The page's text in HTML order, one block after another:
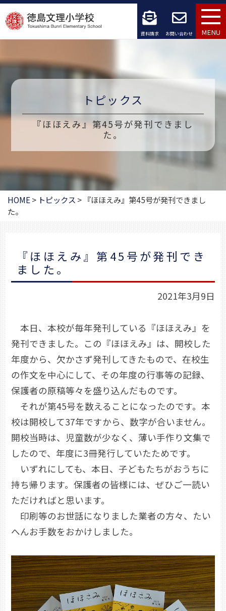
コ
ン
ン
ッ
プ
資料請求 お問い合わせ MENU
トピックス
『ほほえみ』第45号が発刊できまし
た。
HOME> トピックス > 『ほほえみ』第45号が発刊できまし
た。
『ほほえみ』第45号が発刊でき
ました。
2021年3月9日
本日、本校が毎年発刊している『ほほえみ』を
発刊できました。この『ほほえみ』は、開校した
年度から、欠かさず発刊してきたもので、在校生
の作文を中心にして、その年度の行事等の記録、
保護者の原稿等々を盛り込んだものです。
それが第45号を数えることになったのです。本
校は開校して37年ですから、数字が合いません。
開校当時は、児童数が少なく、薄い手作り文集で
したので、年度に3冊発行していたためです。
いずれにしても、本日、子どもたちがおうちに
持ち帰ります。保護者の皆様には、ぜひご一読い
ただければと思います。
印刷等のお世話になりました業者の方々、たい
へんお手数をおかけしました。